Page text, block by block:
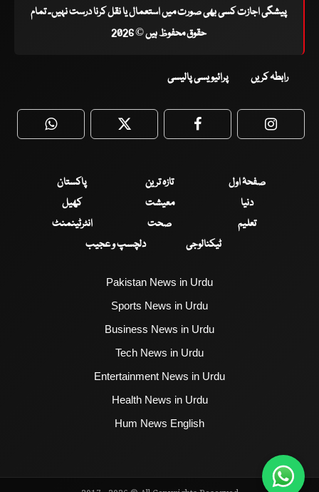
پیشگی اجازت کسی بھی صورت میں استعمال یا نقل کرنا درست نہیں۔ تمام
حقوق محفوظ ہیں © 2026
رابطہ کریں پرائیویسی پالیسی
WhatsApp Twitter Facebook
صفحۂ اول تازہ ترین
پاکستان
دنیا
معیشت
کھیل
تعلیم
صحت
انٹرٹینمنٹ
ٹیکنالوجی
دلچسپ و عجیب
Pakistan News in Urdu
Sports News in Urdu
Business News in Urdu
Tech News in Urdu
Entertainment News in Urdu
Health News in Urdu
Hum News English